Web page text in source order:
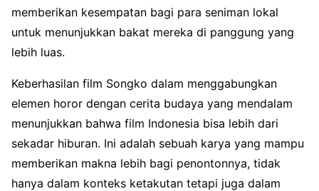
memberikan kesempatan bagi para seniman lokal
untuk menunjukkan bakat mereka di panggung yang
lebih luas.
Keberhasilan film Songko dalam menggabungkan
elemen horor dengan cerita budaya yang mendalam
menunjukkan bahwa film Indonesia bisa lebih dari
sekadar hiburan. Ini adalah sebuah karya yang mampu
memberikan makna lebih bagi penontonnya, tidak
hanya dalam konteks ketakutan tetapi juga dalam